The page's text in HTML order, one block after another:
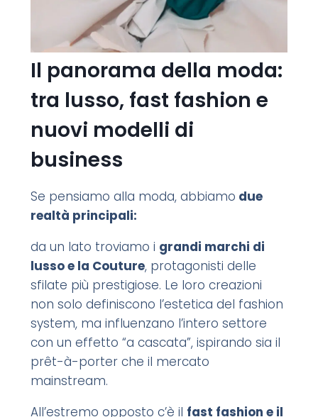
Il panorama della moda:
tra lusso, fast fashion e
nuovi modelli di
business
Se pensiamo alla moda, abbiamo due
realtà principali:
da un lato troviamo i grandi marchi di
lusso e la Couture, protagonisti delle
sfilate più prestigiose. Le loro creazioni
non solo definiscono l’estetica del fashion
system, ma influenzano l’intero settore
con un effetto “a cascata”, ispirando sia il
prêt-à-porter che il mercato
mainstream.
All’estremo opposto c’è il fast fashion e il